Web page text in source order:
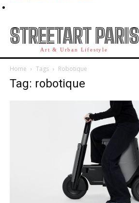
STREETART PARIS
Art & Urban Lifestyle
Home Tags Robotique
Tag: robotique